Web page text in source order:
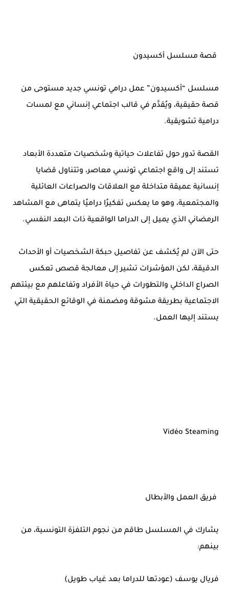
قصة مسلسل أكسيدون
مسلسل “أكسيدون” عمل درامي تونسي جديد مستوحى من
قصة حقيقية، ويُقدَّم في قالب اجتماعي إنساني مع لمسات
درامية تشويقية.
القصة تدور حول تفاعلات حياتية وشخصيات متعددة الأبعاد
تستند إلى واقع اجتماعي تونسي معاصر، وتتناول قضايا
إنسانية عميقة متداخلة مع العلاقات والصراعات العائلية
والمجتمعية، وهو ما يعكس تفكيرًا دراميًا يتماهى مع المشاهد
الرمضاني الذي يميل إلى الدراما الواقعية ذات البعد النفسي.
حتى الآن لم يُكشف عن تفاصيل حبكة الشخصيات أو الأحداث
الدقيقة، لكن المؤشرات تشير إلى معالجة قصص تعكس
الصراع الداخلي والتطورات في حياة الأفراد وتفاعلهم مع بيئتهم
الاجتماعية بطريقة مشوقة ومضمنة في الوقائع الحقيقية التي
يستند إليها العمل.
Vidéo Steaming
فريق العمل والأبطال
يشارك في المسلسل طاقم من نجوم التلفزة التونسية، من
بينهم:
فريال يوسف (عودتها للدراما بعد غياب طويل)